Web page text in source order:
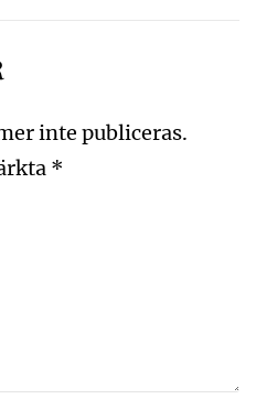
inte publiceras.
*